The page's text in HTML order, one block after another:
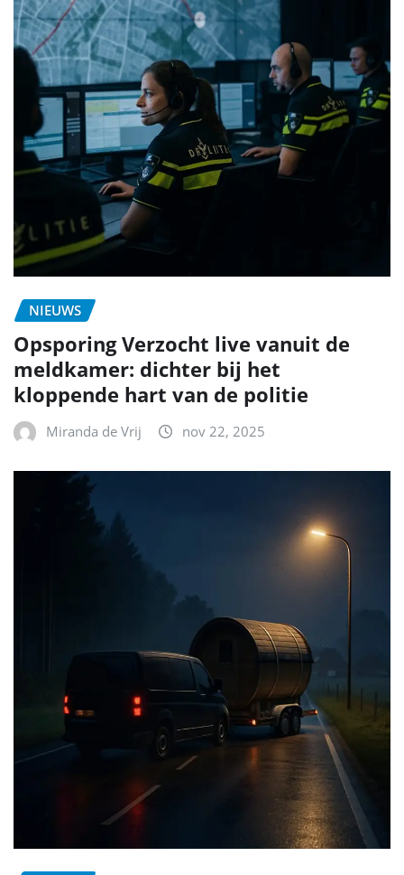
NIEUWS
Opsporing Verzocht live vanuit de
meldkamer: dichter bij het
kloppende hart van de politie
Miranda de Vrij nov 22, 2025